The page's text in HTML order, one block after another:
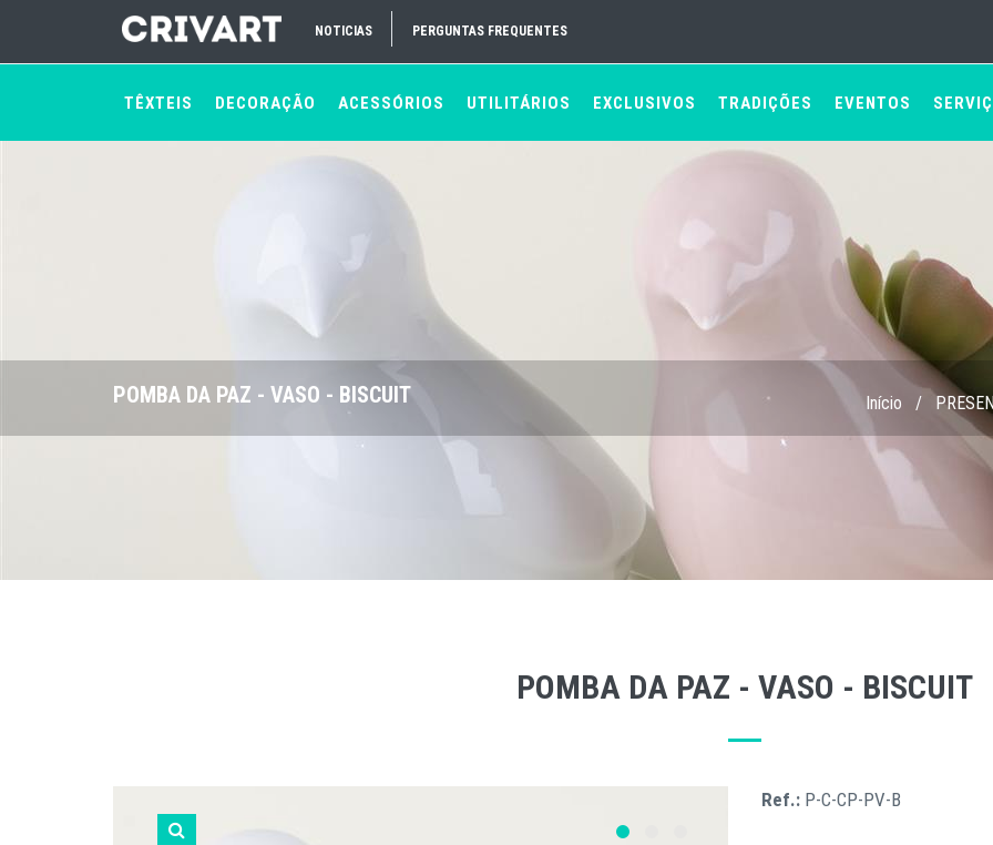
NOTICIAS PERGUNTAS FREQUENTES
TÊXTEIS DECORAÇÃO ACESSÓRIOS UTILITÁRIOS EXCLUSIVOS TRADIÇÕES EVENTOS
POMBA DA PAZ - VASO - BISCUIT Início /
POMBA DA PAZ - VASO - BISCUIT
Ref.: P-C-CP-PV-B